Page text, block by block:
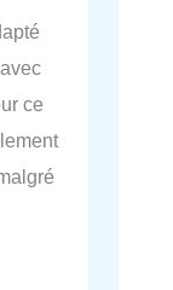
ce